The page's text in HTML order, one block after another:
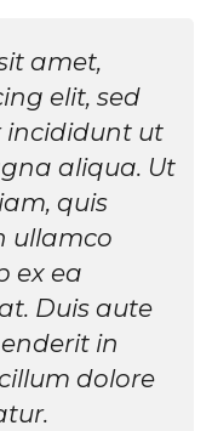
amet,
elit, sed
incididunt ut
aliqua. Ut
quis
ullamco
ex ea
Duis aute
in
dolore